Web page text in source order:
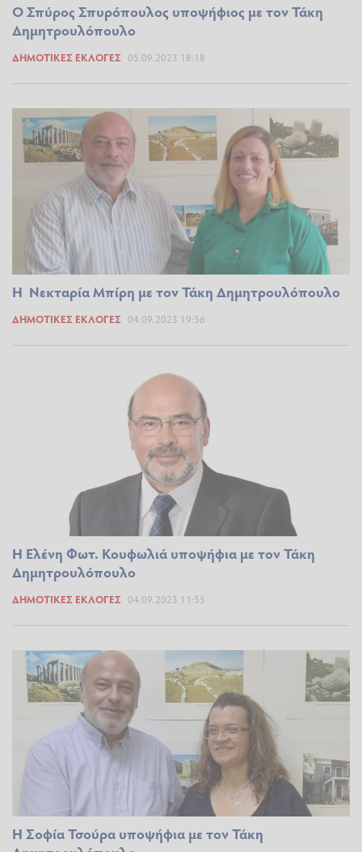
Ο Σπύρος Σπυρόπουλος υποψήφιος με τον Τάκη
Δημητρουλόπουλο
ΔΗΜΟΤΙΚΈΣ ΕΚΛΟΓΈΣ 05.09.2023 18:18
Η Νεκταρία Μπίρη με τον Τάκη Δημητρουλόπουλο
ΔΗΜΟΤΙΚΈΣ ΕΚΛΟΓΈΣ 04.09.2023 19:56
Η Ελένη Φωτ. Κουφωλιά υποψήφια με τον Τάκη
Δημητρουλόπουλο
ΔΗΜΟΤΙΚΈΣ ΕΚΛΟΓΈΣ 04.09.2023 11:55
Η Σοφία Τσούρα υποψήφια με τον Τάκη